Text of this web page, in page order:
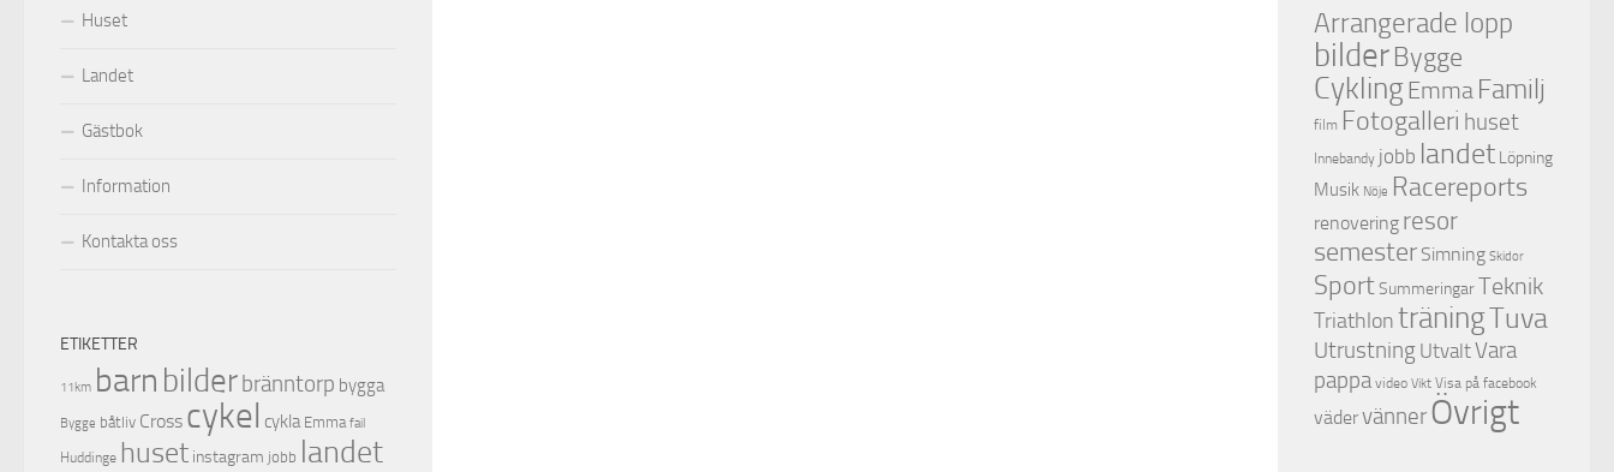
Huset
Landet
Gästbok
Information
Kontakta oss
ETIKETTER
11km barn bilder bränntorp bygga
Bygge båtliv Cross cykel cykla Emma fail
Huddinge huset instagram jobb landet
Arrangerade lopp
bilderBygge
CyklingEmma Familj
film Fotogalleri huset
Innebandy jobb landet Löpning
Musik Nöje Racereports
renovering resor
semester Simning Skidor
SportSummeringarTeknik
TriathlonträningTuva
Utrustning UtvaltVara
pappa video Vikt Visa på facebook
vädervännerÖvrigt